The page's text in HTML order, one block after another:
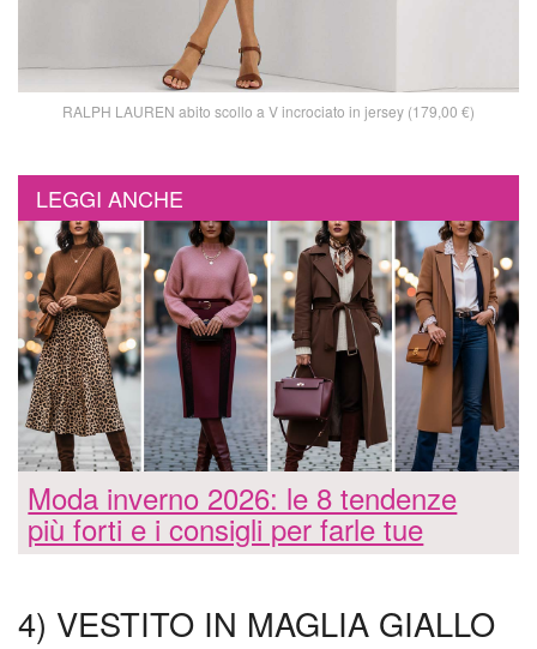
RALPH LAUREN abito scollo a V incrociato in jersey (179,00 €)
LEGGI ANCHE
Moda inverno 2026: le 8 tendenze
più forti e i consigli per farle tue
4) VESTITO IN MAGLIA GIALLO